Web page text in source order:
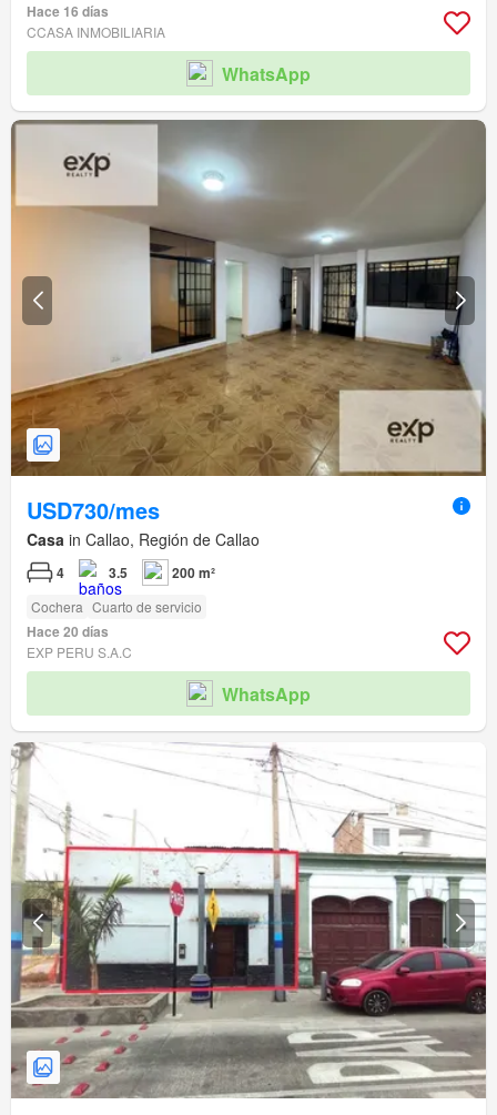
Hace 16 días
CCASA INMOBILIARIA
WhatsApp
USD730/mes
Casa in Callao, Región de Callao
4 3.5 200 m²
Cochera Cuarto de servicio
Hace 20 días
EXP PERU S.A.C
WhatsApp